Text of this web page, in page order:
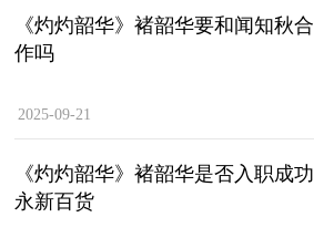
《灼灼韶华》褚韶华要和闻知秋合
作吗
2025-09-21
《灼灼韶华》褚韶华是否入职成功
永新百货